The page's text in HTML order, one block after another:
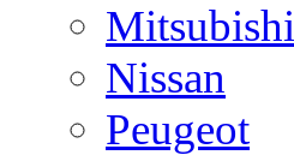
Mitsubishi
Nissan
Peugeot